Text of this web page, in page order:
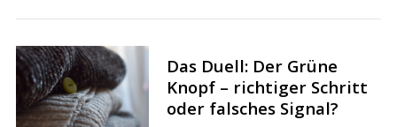
Das Duell: Der Grüne
Knopf – richtiger Schritt
oder falsches Signal?
r
h
f
o
r